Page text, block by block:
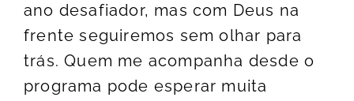
ano desafiador, mas com Deus na
frente seguiremos sem olhar para
trás. Quem me acompanha desde o
programa pode esperar muita